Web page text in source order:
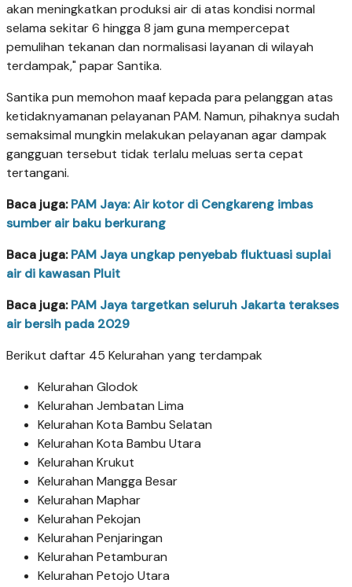
akan meningkatkan produksi air di atas kondisi normal
selama sekitar 6 hingga 8 jam guna mempercepat
pemulihan tekanan dan normalisasi layanan di wilayah
terdampak," papar Santika.
Santika pun memohon maaf kepada para pelanggan atas
ketidaknyamanan pelayanan PAM. Namun, pihaknya sudah
semaksimal mungkin melakukan pelayanan agar dampak
gangguan tersebut tidak terlalu meluas serta cepat
tertangani.
Baca juga:PAM Jaya: Air kotor di Cengkareng imbas
sumber air baku berkurang
Baca juga:PAM Jaya ungkap penyebab fluktuasi suplai
air di kawasan Pluit
Baca juga:PAM Jaya targetkan seluruh Jakarta terakses
air bersih pada 2029
Berikut daftar 45 Kelurahan yang terdampak
Kelurahan Glodok
Kelurahan Jembatan Lima
Kelurahan Kota Bambu Selatan
Kelurahan Kota Bambu Utara
Kelurahan Krukut
Kelurahan Mangga Besar
Kelurahan Maphar
Kelurahan Pekojan
Kelurahan Penjaringan
Kelurahan Petamburan
Kelurahan Petojo Utara